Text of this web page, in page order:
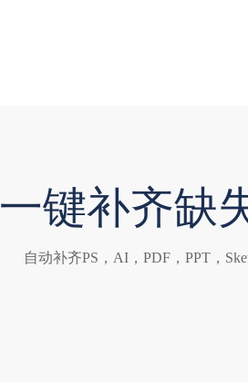
一键补齐缺
自动补齐PS，AI，PDF，PPT，